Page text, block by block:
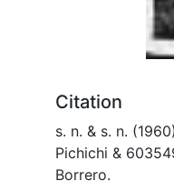
Citation
s. n. & s. n.
Pichichi &
Borrero.